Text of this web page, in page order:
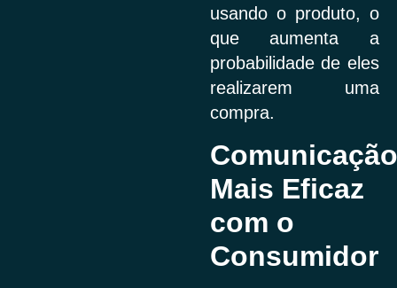
usando o produto, o
que aumenta a
probabilidade de eles
realizarem uma
compra.
Comunicação
Mais Eficaz
com o
Consumidor